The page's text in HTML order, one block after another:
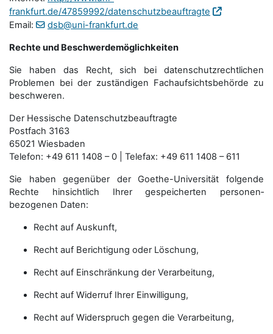
frankfurt.de/47859992/datenschutzbeauftragte
Email:
dsb@uni-frankfurt.de
Rechte und Beschwerdemöglichkeiten
Sie haben das Recht, sich bei datenschutzrechtlichen
Problemen bei der zuständigen Fachauf­sichts­behörde zu
beschweren.
Der Hessische Datenschutzbeauftragte
Postfach 3163
65021 Wiesbaden
Telefon: +49 611 1408 – 0 | Telefax: +49 611 1408 – 611
Sie haben gegenüber der Goethe-Universität folgende
Rechte hinsichtlich Ihrer gespeicherten personen­
bezogenen Daten:
Recht auf Auskunft,
Recht auf Berichtigung oder Löschung,
Recht auf Einschränkung der Verarbeitung,
Recht auf Widerruf Ihrer Einwilligung,
Recht auf Widerspruch gegen die Verarbeitung,